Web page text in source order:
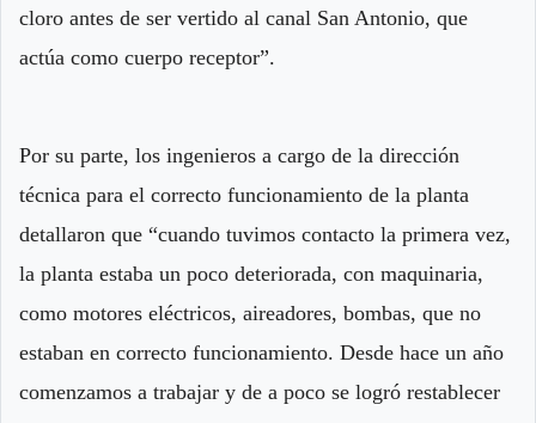
cloro antes de ser vertido al canal San Antonio, que
actúa como cuerpo receptor”.
Por su parte, los ingenieros a cargo de la dirección
técnica para el correcto funcionamiento de la planta
detallaron que “cuando tuvimos contacto la primera vez,
la planta estaba un poco deteriorada, con maquinaria,
como motores eléctricos, aireadores, bombas, que no
estaban en correcto funcionamiento. Desde hace un año
comenzamos a trabajar y de a poco se logró restablecer